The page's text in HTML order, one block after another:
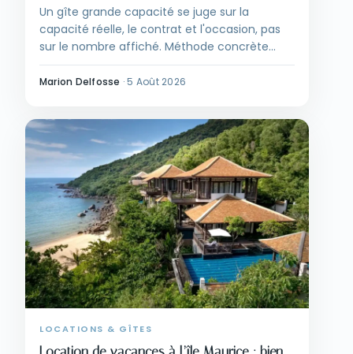
Un gîte grande capacité se juge sur la
capacité réelle, le contrat et l'occasion, pas
sur le nombre affiché. Méthode concrète
pour choisir et réserver.
Marion Delfosse ·5 Août 2026
LOCATIONS & GÎTES